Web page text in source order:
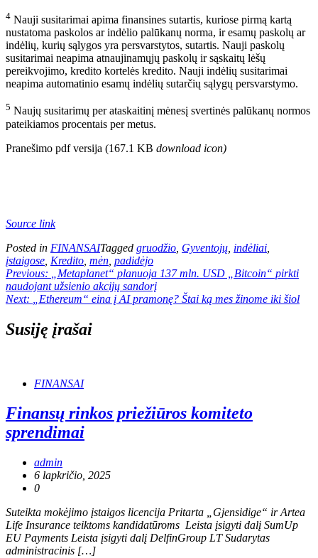
4 Nauji susitarimai apima finansines sutartis, kuriose pirmą kartą
nustatoma paskolos ar indėlio palūkanų norma, ir esamų paskolų ar
indėlių, kurių sąlygos yra persvarstytos, sutartis. Nauji paskolų
susitarimai neapima atnaujinamųjų paskolų ir sąskaitų lėšų
pereikvojimo, kredito kortelės kredito. Nauji indėlių susitarimai
neapima automatinio esamų indėlių sutarčių sąlygų persvarstymo.
5 Naujų susitarimų per ataskaitinį mėnesį svertinės palūkanų normos
pateikiamos procentais per metus.
Pranešimo pdf versija (167.1 KB download icon)
Source link
Posted in FINANSAITagged gruodžio Gyventojų indėliai
įstaigose Kredito mėn padidėjo
Navigacija
tarp
Previous:
„Metaplanet“ planuoja 137 mln. USD „Bitcoin“ pirkti
naudojant užsienio akcijų sandorį
Next:
„Ethereum“ eina į AI pramonę? Štai ką mes žinome iki šiol
Susiję įrašai
FINANSAI
Finansų rinkos priežiūros komiteto
sprendimai
admin
6 lapkričio, 2025
0
Suteikta mokėjimo įstaigos licencija Pritarta „Gjensidige“ ir Artea
Life Insurance teiktoms kandidatūroms Leista įsigyti dalį SumUp
EU Payments Leista įsigyti dalį DelfinGroup LT Sudarytas
administracinis […]